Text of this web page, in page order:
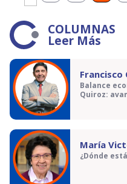
COLUMNAS
Leer Más
Francisco
Balance
Quiroz:
María
¿Dónde